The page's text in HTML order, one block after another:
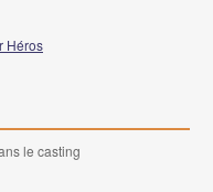
Héros
le casting